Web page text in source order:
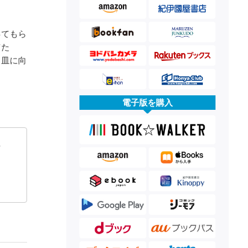
もら
に向
電子版を購入